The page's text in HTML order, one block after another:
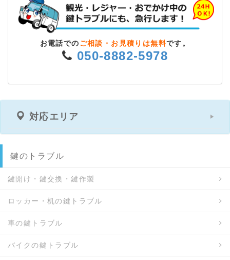
お電話での ご相談・お見積りは無料です。
050-8882-5978
対応エリア
鍵のトラブル
鍵開け・鍵交換・鍵作製
ロッカー・机の鍵トラブル
車の鍵トラブル
バイクの鍵トラブル